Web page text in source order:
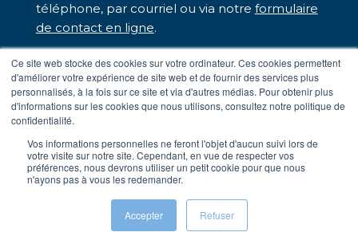
Ce site web stocke des cookies sur votre ordinateur. Ces cookies permettent
d'améliorer votre expérience de site web et de fournir des services plus
personnalisés, à la fois sur ce site et via d'autres médias. Pour obtenir plus
d'informations sur les cookies que nous utilisons, consultez notre politique de
confidentialité.
Vos informations personnelles ne feront l'objet d'aucun suivi lors de
votre visite sur notre site. Cependant, en vue de respecter vos
préférences, nous devrons utiliser un petit cookie pour que nous
n'ayons pas à vous les redemander.
Accepter Refuser
téléphone, par courriel ou via notre formulaire
de contact en ligne.
Nous sommes là pour vous assister.
– Téléphone sans frais : 1 833 248-7326
– Par courriel :medinfo@mantrapharma.ca
Conditions d’utilisation
Politique de confidentialité